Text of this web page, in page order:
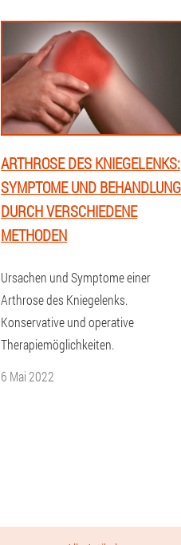
ARTHROSE DES KNIEGELENKS:
SYMPTOME UND BEHANDLUNG
DURCH VERSCHIEDENE
METHODEN
Ursachen und Symptome einer
Arthrose des Kniegelenks.
Konservative und operative
Therapiemöglichkeiten.
6 Mai 2022